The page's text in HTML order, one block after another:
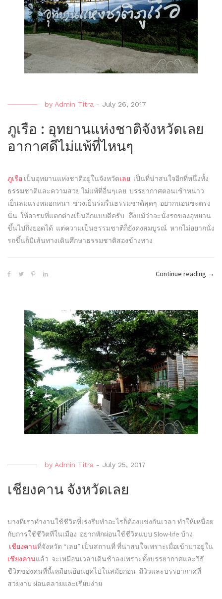
by Admin Titra - July 26, 2017
ภูเรือ : อุทยานแห่งชาติจังหวัดเลย
อากาศดีไม่แพ้ที่ไหนๆ
ภูเรือ เป็นอุทยานแห่งชาติอยู่ในจังหวัดเลย เป็นที่น่าสนใจอีกที่หนึ่งทั้ง
ธรรมชาติและความสวย ไม่แพ้ที่อื่นๆเลย บรรยากาศตอนเช้าหนาว
เย็นลมแรงหมอกหนา ช่วงเย็นร่มรื่นธรรมชาดิสุดๆ อยากนอนซะตรง
นั่น ให้อารมที่แตกต่างเป็นอีกแบบดีครับ ถึงแม้ว่าจะนั่งรถของอุทยาน
ขึ้นไปถึงยอดได้ แต่ความเป็นธรรมชาติก็ยังคงสมบูรณ์ หากไม่อยากนั่ง
รถขึ้นก็มีเส้นทางเดินศึกษาธรรมชาติสองข้างทาง
Continue reading “ภูเ
→
by Admin Titra - July 25, 2017
เชียงคาน จังหวัดเลย
บางทีเราทำงานใช้ชีวิตที่เร่งรีบทำอะไรก็ต้องแข่งกันเวลา ทำให้เหนื่อย
กับการใช้ชีวิตที่ในเมือง อยากพักผ่อนใช้ชีวิตแบบ Slow-life บ้าง
เชียงคานที่จังหวัด “เลย” เป็นสถานที่ ที่น่าสนใจเพราะเมื่อเข้ามาอยู่ใน
เชียงคานแล้ว จะเหมือนเวลาเดินช้าลงเพราะทั้งบรรยากาศและวิธี
ชีวิตของคนที่นี้เหมือนย้อนยุคไปในสมัยก่อน มีวิวและบรรยากาศที่
สวยงาม ผ่อนคลายและเรียบง่าย